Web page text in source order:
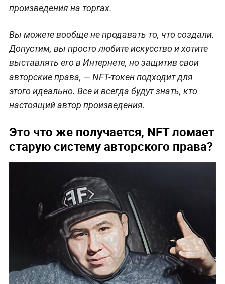
произведения на торгах.
Вы можете вообще не продавать то, что создали.
Допустим, вы просто любите искусство и хотите
выставлять его в Интернете, но защитив свои
авторские права, — NFT-токен подходит для
этого идеально. Все и всегда будут знать, кто
настоящий автор произведения.
Это что же получается, NFT ломает
старую систему авторского права?